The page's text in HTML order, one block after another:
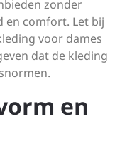
zonder
en comfort. Let bij
voor dames
dat de kleding
en